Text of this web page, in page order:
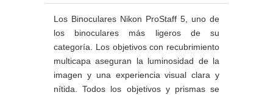
Los Binoculares Nikon ProStaff 5, uno de
los binoculares más ligeros de su
categoría. Los objetivos con recubrimiento
multicapa aseguran la luminosidad de la
imagen y una experiencia visual clara y
nítida. Todos los objetivos y prismas se